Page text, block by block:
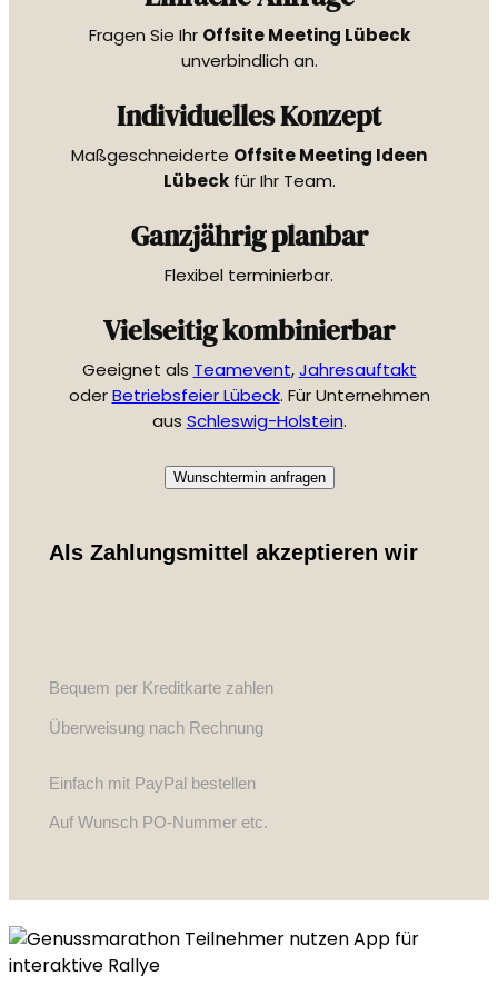
Fragen Sie Ihr Offsite Meeting Lübeck
unverbindlich an.
Individuelles Konzept
Maßgeschneiderte Offsite Meeting Ideen
Lübeckfür Ihr Team.
Ganzjährig planbar
Flexibel terminierbar.
Vielseitig kombinierbar
Geeignet als Teamevent,Jahresauftakt
oderBetriebsfeier Lübeck. Für Unternehmen
aus Schleswig-Holstein.
Wunschtermin anfragen
Als Zahlungsmittel akzeptieren wir
Bequem per Kreditkarte zahlen
Überweisung nach Rechnung
Einfach mit PayPal bestellen
Auf Wunsch PO-Nummer etc.